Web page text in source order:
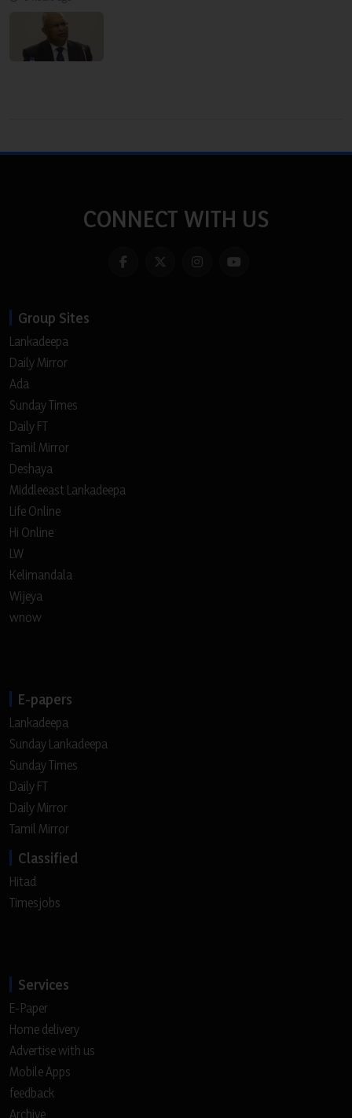
CONNECT WITH US
Group Sites
Lankadeepa
Daily Mirror
Ada
Sunday Times
Daily FT
Tamil Mirror
Deshaya
Middleeast Lankadeepa
Life Online
Hi Online
LW
Kelimandala
Wijeya
wnow
E-papers
Lankadeepa
Sunday Lankadeepa
Sunday Times
Daily FT
Daily Mirror
Tamil Mirror
Classified
Hitad
Timesjobs
Services
E-Paper
Home delivery
Advertise with us
Mobile Apps
feedback
Archive